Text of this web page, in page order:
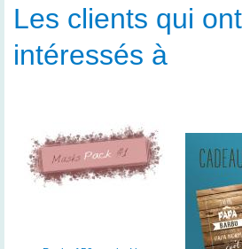
Les clients qui
intéressés à